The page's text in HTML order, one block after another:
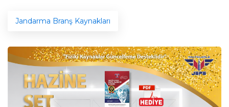
Jandarma Branş Kaynakları